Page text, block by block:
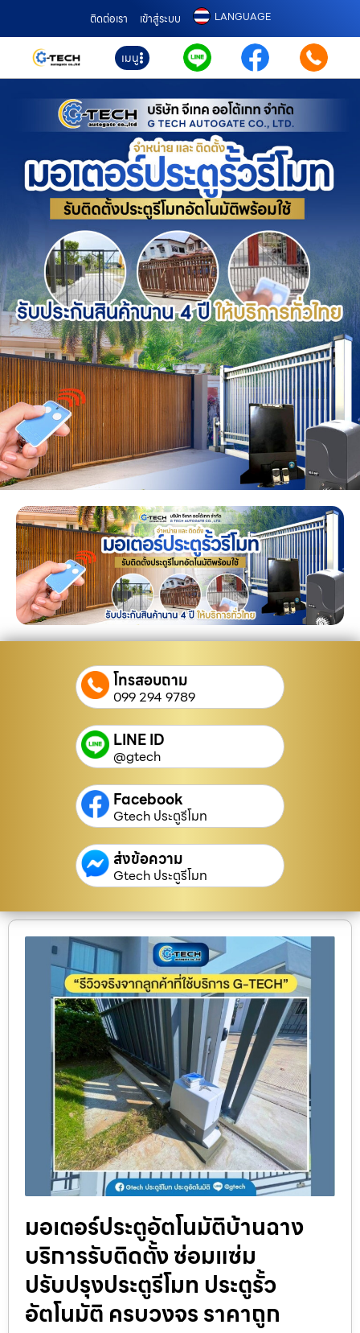
ติดต่อเรา เข้าสู่ระบบ LANGUAGE
เมนู
โทรสอบถาม
099 294 9789
LINE ID
@gtech
Facebook
Gtech ประตูรีโมท
ส่งข้อความ
Gtech ประตูรีโมท
มอเตอร์ประตูอัตโนมัติบ้านฉาง
บริการรับติดตั้ง ซ่อมแซ่ม
ปรับปรุงประตูรีโมท ประตูรั้ว
อัตโนมัติ ครบวงจร ราคาถูก